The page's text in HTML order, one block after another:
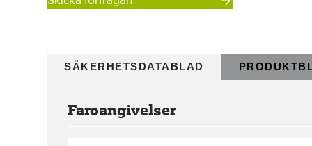
SÄKERHETSDATABLAD
Faroangivelser